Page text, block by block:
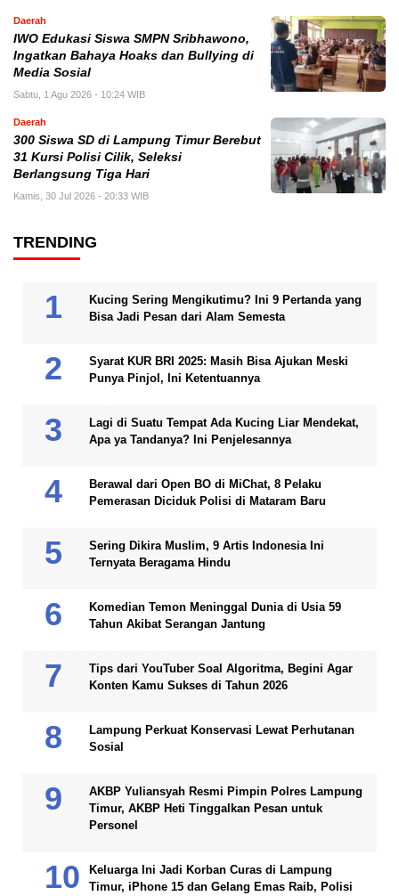
Daerah
IWO Edukasi Siswa SMPN Sribhawono,
Ingatkan Bahaya Hoaks dan Bullying di
Media Sosial
Sabtu, 1 Agu 2026 - 10:24 WIB
Daerah
300 Siswa SD di Lampung Timur Berebut
31 Kursi Polisi Cilik, Seleksi
Berlangsung Tiga Hari
Kamis, 30 Jul 2026 - 20:33 WIB
TRENDING
Kucing Sering Mengikutimu? Ini 9 Pertanda yang
Bisa Jadi Pesan dari Alam Semesta
Syarat KUR BRI 2025: Masih Bisa Ajukan Meski
Punya Pinjol, Ini Ketentuannya
Lagi di Suatu Tempat Ada Kucing Liar Mendekat,
Apa ya Tandanya? Ini Penjelesannya
Berawal dari Open BO di MiChat, 8 Pelaku
Pemerasan Diciduk Polisi di Mataram Baru
Sering Dikira Muslim, 9 Artis Indonesia Ini
Ternyata Beragama Hindu
Komedian Temon Meninggal Dunia di Usia 59
Tahun Akibat Serangan Jantung
Tips dari YouTuber Soal Algoritma, Begini Agar
Konten Kamu Sukses di Tahun 2026
Lampung Perkuat Konservasi Lewat Perhutanan
Sosial
AKBP Yuliansyah Resmi Pimpin Polres Lampung
Timur, AKBP Heti Tinggalkan Pesan untuk
Personel
Keluarga Ini Jadi Korban Curas di Lampung
Timur, iPhone 15 dan Gelang Emas Raib, Polisi